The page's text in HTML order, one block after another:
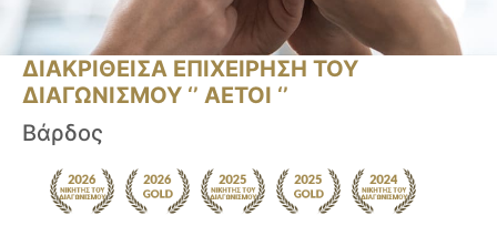
ΔΙΑΚΡΙΘΕΙΣΑ ΕΠΙΧΕΙΡΗΣΗ ΤΟΥ
ΔΙΑΓΩΝΙΣΜΟΥ ‘’ ΑΕΤΟΙ ‘’
Βάρδος